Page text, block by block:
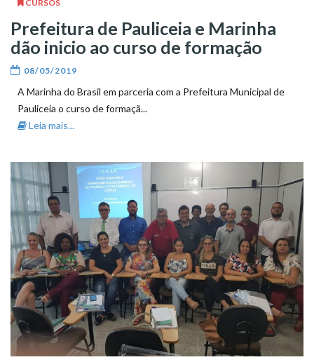
CURSOS
Prefeitura de Pauliceia e Marinha
dão inicio ao curso de formação
08/05/2019
A Marinha do Brasil em parceria com a Prefeitura Municipal de
Pauliceia o curso de formaçã...
Leia mais...